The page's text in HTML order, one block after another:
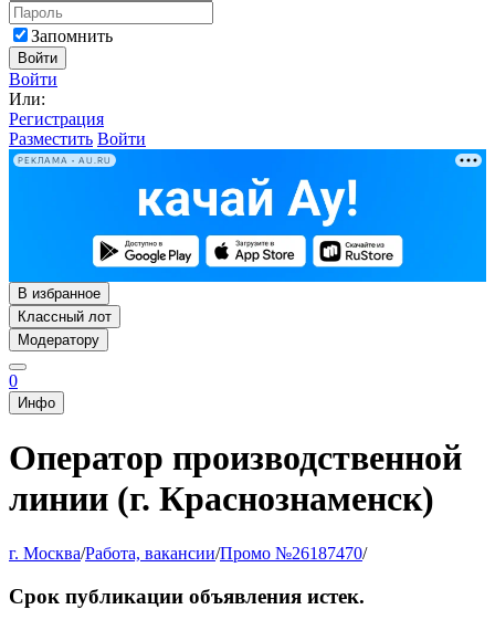
Запомнить
Войти
Войти
Или:
Регистрация
Разместить Войти
РЕКЛАМА • AU.RU
В избранное
Классный лот
Модератору
0
Инфо
Оператор производственной
линии (г. Краснознаменск)
г. Москва/Работа, вакансии/Промо №26187470/
Срок публикации объявления истек.